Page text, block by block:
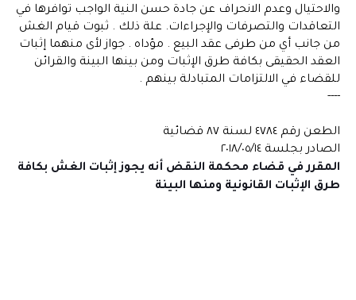
والاحتيال وعدم الانحراف عن جادة حسن النية الواجب توافرها في
التعاقدات والتصرفات والإجراءات. علة ذلك . ثبوت قيام الغش
من جانب أي من طرفى عقد البيع . مؤداه . جواز لأى منهما إثبات
العقد الحقيقى بكافة طرق الإثبات ومن بينها البينة والقرائن
للقضاء في الالتزامات المتبادلة بينهم .
----
الطعن رقم ٤٧٨٤ لسنة ٨٧ قضائية
الصادر بجلسة ٢٠١٨/٠٥/١٤
المقرر في قضاء محكمة النقض أنه يجوز إثبات الغش بكافة
طرق الإثبات القانونية ومنها البينة